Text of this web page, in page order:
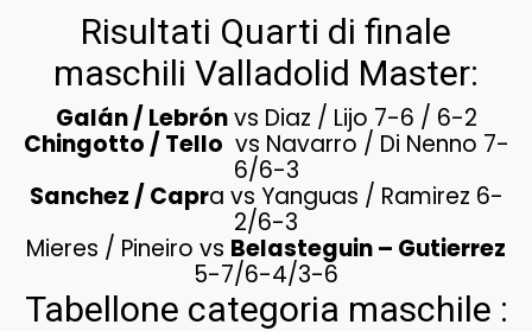
Risultati Quarti di finale
maschili Valladolid Master:
Galán / Lebrónvs Diaz / Lijo 7-6 / 6-2
Chingotto / Tello vs Navarro / Di Nenno 7-
6/6-3
Sanchez / Capra vs Yanguas / Ramirez 6-
2/6-3
Mieres / Pineiro vs Belasteguin – Gutierrez
5-7/6-4/3-6
Tabellone categoria maschile :